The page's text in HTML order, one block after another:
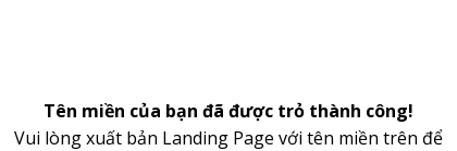
Tên miền của bạn đã được trỏ thành công!
Vui lòng xuất bản Landing Page với tên miền trên để